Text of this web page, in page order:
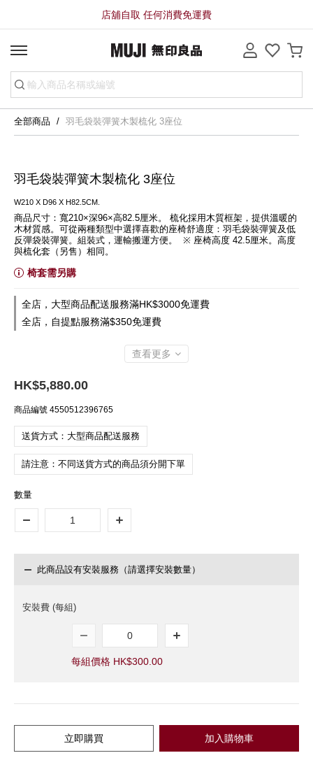
店舖自取 任何消費免運費
全部商品 羽毛袋裝彈簧木製梳化 3座位
羽毛袋裝彈簧木製梳化 3座位
W210 X D96 X H82.5CM.
商品尺寸：寬210×深96×高82.5厘米。 梳化採用木質框架，提供溫暖的
木材質感。可從兩種類型中選擇喜歡的座椅舒適度：羽毛袋裝彈簧及低
反彈袋裝彈簧。組裝式，運輸搬運方便。  ※ 座椅高度 42.5厘米。高度
與梳化套（另售）相同。
椅套需另購
全店，大型商品配送服務滿HK$3000免運費
全店，自提點服務滿$350免運費
查看更多
HK$5,880.00
商品編號 4550512396765
送貨方式：大型商品配送服務
請注意：不同送貨方式的商品須分開下單
數量
此商品設有安裝服務（請選擇安裝數量）
安裝費 (每組)
每組價格 HK$300.00
加入購物車
立即購買